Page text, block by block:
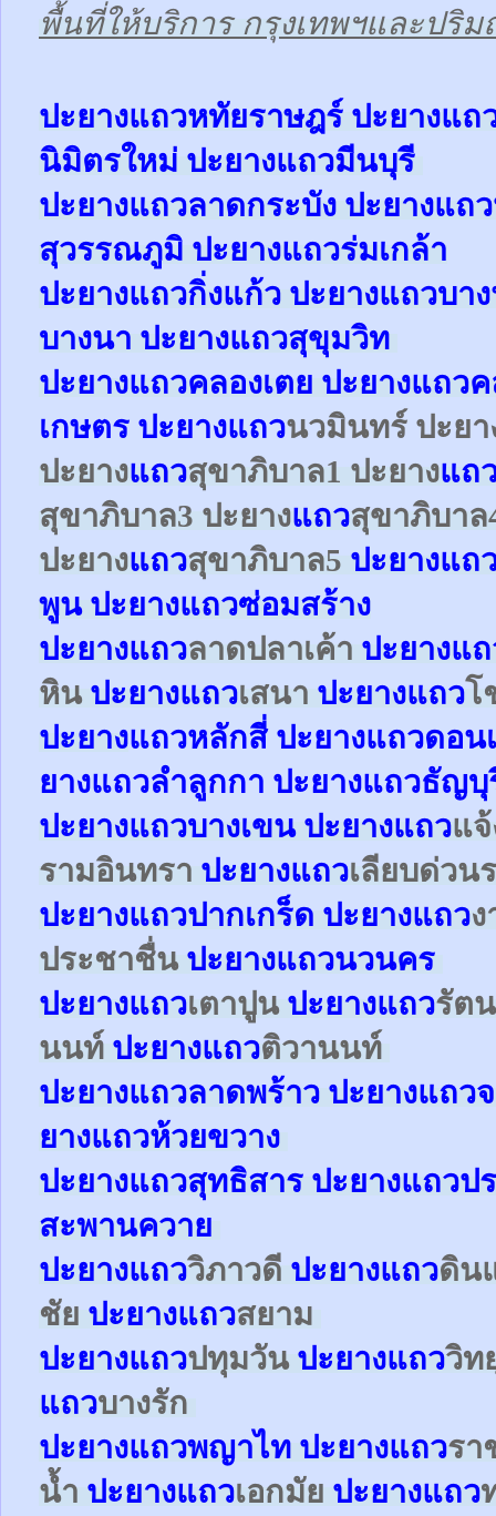
พื้นที่ให้บริการ กรุงเทพฯและปริ
ปะยางแถวหทัยราษฎร์ ปะยางแถ
นิมิตรใหม่ ปะยางแถวมีนบุรี
ปะยางแถวลาดกระบัง ปะยางแถว
สุวรรณภูมิ ปะยางแถวร่มเกล้า
ปะยางแถวกิ่งแก้ว ปะยางแถวบา
บางนา ปะยางแถวสุขุมวิท
ปะยางแถวคลองเตย ปะยางแถว
เกษตร ปะยางแถวนวมินทร์ ปะย
ปะยางแถวสุขาภิบาล1 ปะยางแถ
สุขาภิบาล3 ปะยางแถวสุขาภิบาล
ปะยางแถวสุขาภิบาล5 ปะยางแถ
พูน ปะยางแถวซ่อมสร้าง
ปะยางแถวลาดปลาเค้า ปะยางแ
หิน ปะยางแถวเสนา ปะยางแถวโ
ปะยางแถวหลักสี่ ปะยางแถวดอน
ยางแถวลำลูกกา ปะยางแถวธัญบุ
ปะยางแถวบางเขน ปะยางแถวแ
รามอินทรา ปะยางแถวเลียบด่วน
ปะยางแถวปากเกร็ด ปะยางแถว
ประชาชื่น ปะยางแถวนวนคร
ปะยางแถวเตาปูน ปะยางแถวรัต
นนท์ ปะยางแถวติวานนท์
ปะยางแถวลาดพร้าว ปะยางแถว
ยางแถวห้วยขวาง
ปะยางแถวสุทธิสาร ปะยางแถวป
สะพานควาย
ปะยางแถววิภาวดี ปะยางแถวดิน
ชัย ปะยางแถวสยาม
ปะยางแถวปทุมวัน ปะยางแถววิท
แถวบางรัก
ปะยางแถวพญาไท ปะยางแถวรา
น้ำ ปะยางแถวเอกมัย ปะยางแถว